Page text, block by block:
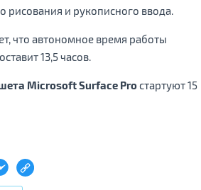
рисования и рукописного ввода.
что автономное время работы
13,5 часов.
Microsoft Surface Proстартуют 15